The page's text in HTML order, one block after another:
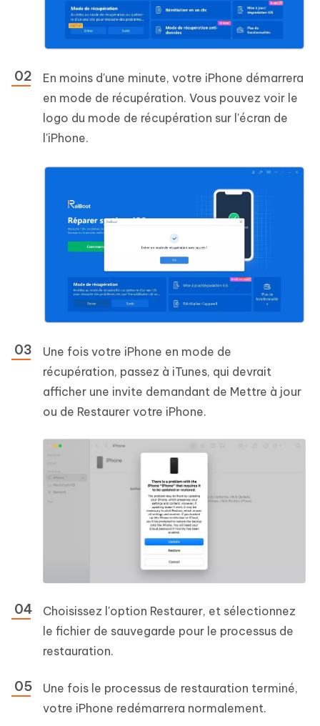
En moins d'une minute, votre iPhone démarrera
en mode de récupération. Vous pouvez voir le
logo du mode de récupération sur l'écran de
l'iPhone.
Une fois votre iPhone en mode de
récupération, passez à iTunes, qui devrait
afficher une invite demandant de Mettre à jour
ou de Restaurer votre iPhone.
Choisissez l'option Restaurer, et sélectionnez
le fichier de sauvegarde pour le processus de
restauration.
Une fois le processus de restauration terminé,
votre iPhone redémarrera normalement.